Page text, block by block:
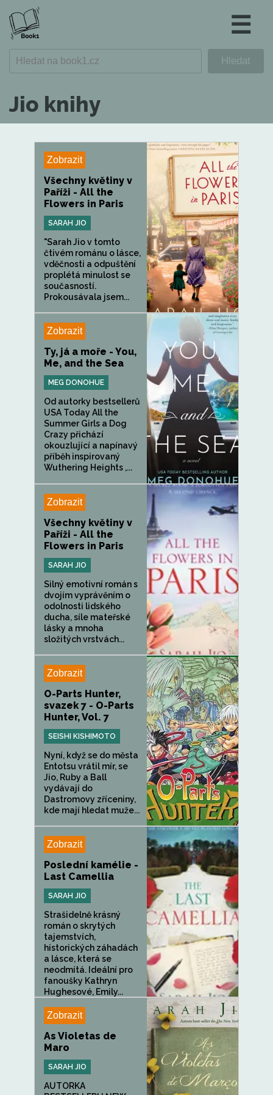
☰
Jio knihy
Zobrazit
Všechny květiny v
Paříži - All the
Flowers in Paris
SARAH JIO
"Sarah Jio v tomto
čtivém románu o lásce,
vděčnosti a odpuštění
proplétá minulost se
současností.
Prokousávala jsem...
Zobrazit
Ty, já a moře - You,
Me, and the Sea
MEG DONOHUE
Od autorky bestsellerů
USA Today All the
Summer Girls a Dog
Crazy přichází
okouzlující a napínavý
příběh inspirovaný
Wuthering Heights ,...
Zobrazit
Všechny květiny v
Paříži - All the
Flowers in Paris
SARAH JIO
Silný emotivní román s
dvojím vyprávěním o
odolnosti lidského
ducha, síle mateřské
lásky a mnoha
složitých vrstvách...
Zobrazit
O-Parts Hunter,
svazek 7 - O-Parts
Hunter, Vol. 7
SEISHI KISHIMOTO
Nyní, když se do města
Entotsu vrátil mír, se
Jio, Ruby a Ball
vydávají do
Dastromovy zříceniny,
kde mají hledat muže...
Zobrazit
Poslední kamélie -
Last Camellia
SARAH JIO
Strašidelně krásný
román o skrytých
tajemstvích,
historických záhadách
a lásce, která se
neodmítá. Ideální pro
fanoušky Kathryn
Hughesové, Emily...
Zobrazit
As Violetas de
Maro
SARAH JIO
AUTORKA